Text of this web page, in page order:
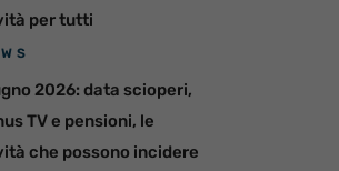
per tutti
2026: data scioperi,
TV e pensioni, le
che possono incidere